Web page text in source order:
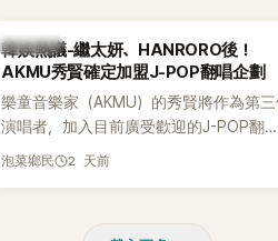
熱議討論
韓娛熱議-繼太妍、HANRORO後！
AKMU秀賢確定加盟J-POP翻唱企劃
樂童音樂家（AKMU）的秀賢將作為第三
演唱者，加入目前廣受歡迎的J-POP翻唱
企劃。繼太妍和Hanroro之後，秀賢已獲
泡菜鄉民 2 天前